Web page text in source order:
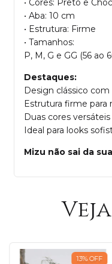
• Cores: Preto e
• Aba: 10 cm
• Estrutura: Firme
• Tamanhos:
P, M, G e GG (56 ao
Destaques:
Design clássico
Estrutura firme para
Duas cores
Ideal para looks
Mizu não sai da
13%OFF